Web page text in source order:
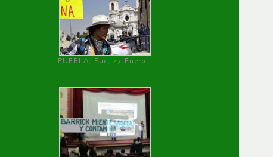
PUEBLA, Pue, 27 Enero